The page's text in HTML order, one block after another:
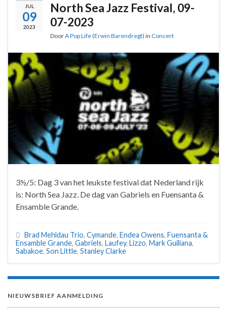
JUL
09
2023
North Sea Jazz Festival, 09-
07-2023
DoorA Pop Life (Erwin Barendregt) in Concert
3½/5: Dag 3 van het leukste festival dat Nederland rijk
is: North Sea Jazz. De dag van Gabriels en Fuensanta &
Ensamble Grande.
Brad Mehldau Trio, Cymande, Endea Owens, Fuensanta &
Ensamble Grande, Gabriels, Laufey, Lizzo, Mark Guiliana,
Sabakoe, Son Little, Stanley Clarke
NIEUWSBRIEF AANMELDING